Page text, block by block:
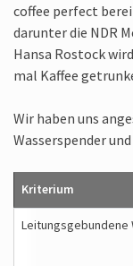
coffee perfect
darunter die NDR
Hansa Rostock
mal Kaffee
Wir haben uns
Wasserspender
Kriterium
Leitungsgebundene